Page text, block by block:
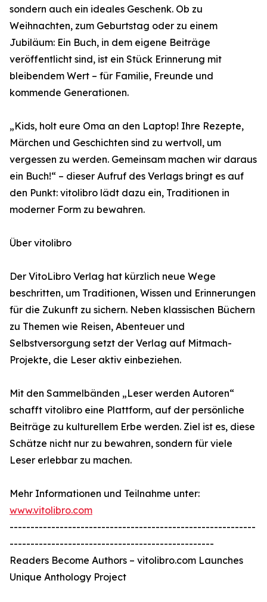
sondern auch ein ideales Geschenk. Ob zu
Weihnachten, zum Geburtstag oder zu einem
Jubiläum: Ein Buch, in dem eigene Beiträge
veröffentlicht sind, ist ein Stück Erinnerung mit
bleibendem Wert – für Familie, Freunde und
kommende Generationen.
„Kids, holt eure Oma an den Laptop! Ihre Rezepte,
Märchen und Geschichten sind zu wertvoll, um
vergessen zu werden. Gemeinsam machen wir daraus
ein Buch!“ – dieser Aufruf des Verlags bringt es auf
den Punkt: vitolibro lädt dazu ein, Traditionen in
moderner Form zu bewahren.
Über vitolibro
Der VitoLibro Verlag hat kürzlich neue Wege
beschritten, um Traditionen, Wissen und Erinnerungen
für die Zukunft zu sichern. Neben klassischen Büchern
zu Themen wie Reisen, Abenteuer und
Selbstversorgung setzt der Verlag auf Mitmach-
Projekte, die Leser aktiv einbeziehen.
Mit den Sammelbänden „Leser werden Autoren“
schafft vitolibro eine Plattform, auf der persönliche
Beiträge zu kulturellem Erbe werden. Ziel ist es, diese
Schätze nicht nur zu bewahren, sondern für viele
Leser erlebbar zu machen.
Mehr Informationen und Teilnahme unter:
www.vitolibro.com
-----------------------------------------------------------
-------------------------------------------------
Readers Become Authors – vitolibro.com Launches
Unique Anthology Project